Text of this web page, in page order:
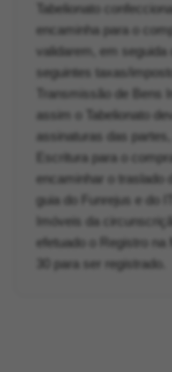
Tabelionato
encaminha para o
validarem, em seguida
seguintes taxas/
Transmissão de Bens
assim o Tabelionato
assinaturas das
Escritura para o
encaminhar o traslado
guia do Funrejus e do
Imóveis da
efetuado o Registro na
30 para ser registrado.